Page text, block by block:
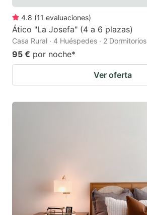
4.8 (11 evaluaciones)
Ático "La Josefa" (4 a 6 plazas)
Casa Rural · 4 Huéspedes · 2 Dormitorios
95 € por noche*
Ver oferta